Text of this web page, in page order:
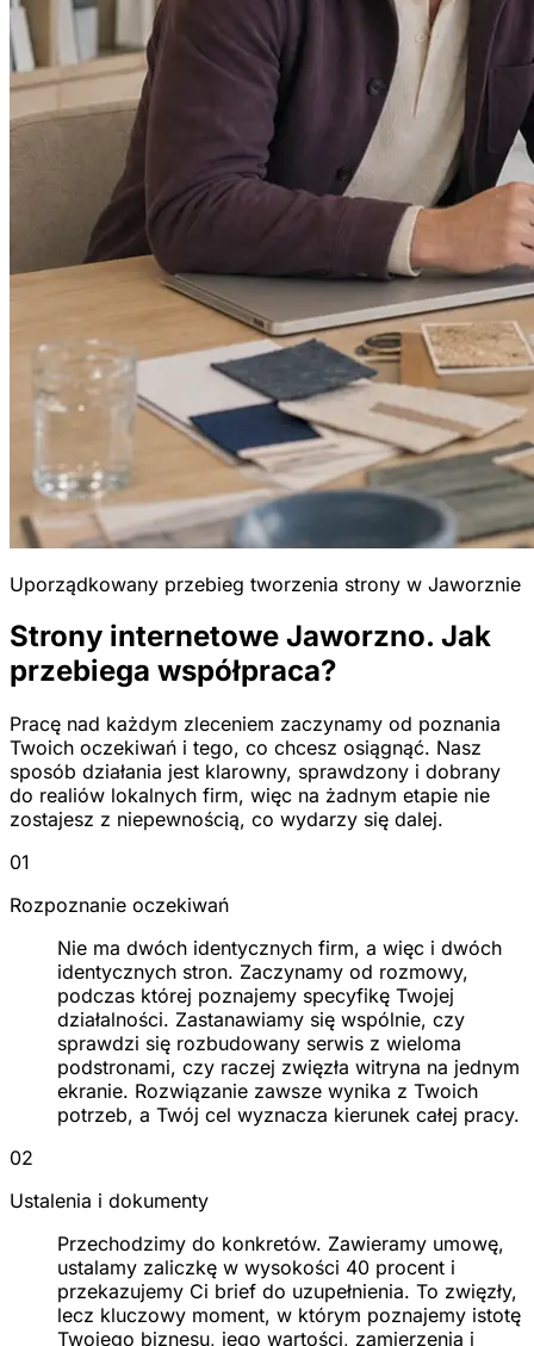
Uporządkowany przebieg tworzenia strony w Jaworznie
Strony internetowe Jaworzno. Jak
przebiega współpraca?
Pracę nad każdym zleceniem zaczynamy od poznania
Twoich oczekiwań i tego, co chcesz osiągnąć. Nasz
sposób działania jest klarowny, sprawdzony i dobrany
do realiów lokalnych firm, więc na żadnym etapie nie
zostajesz z niepewnością, co wydarzy się dalej.
01
Rozpoznanie oczekiwań
Nie ma dwóch identycznych firm, a więc i dwóch
identycznych stron. Zaczynamy od rozmowy,
podczas której poznajemy specyfikę Twojej
działalności. Zastanawiamy się wspólnie, czy
sprawdzi się rozbudowany serwis z wieloma
podstronami, czy raczej zwięzła witryna na jednym
ekranie. Rozwiązanie zawsze wynika z Twoich
potrzeb, a Twój cel wyznacza kierunek całej pracy.
02
Ustalenia i dokumenty
Przechodzimy do konkretów. Zawieramy umowę,
ustalamy zaliczkę w wysokości 40 procent i
przekazujemy Ci brief do uzupełnienia. To zwięzły,
lecz kluczowy moment, w którym poznajemy istotę
Twojego biznesu, jego wartości, zamierzenia i